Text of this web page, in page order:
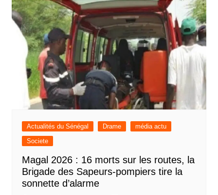
Actualités du Sénégal Drame
média actu
Societe
Magal 2026 : 16 morts sur les routes, la
Brigade des Sapeurs-pompiers tire la
sonnette d’alarme